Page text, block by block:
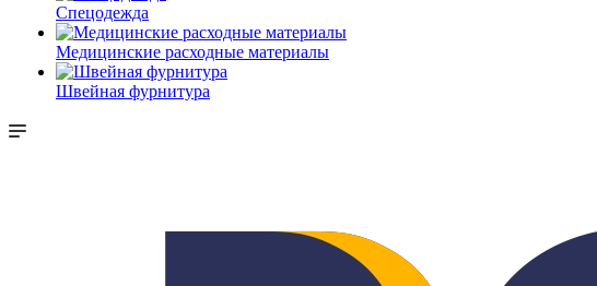
Спецодежда
Медицинские расходные материалы
Швейная фурнитура